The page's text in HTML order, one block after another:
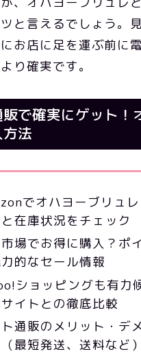
と言えるでしょう。
お店に足を運ぶ前に
り確実です。
で確実にゲット！
法
でオハヨーブリュレ
在庫状況をチェック
場でお得に購入？ポ
的なセール情報
ショッピングも有力
イトとの徹底比較
通販のメリット・デ
最短発送、送料など）